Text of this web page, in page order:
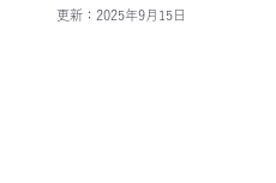
更新：2025年9月15日